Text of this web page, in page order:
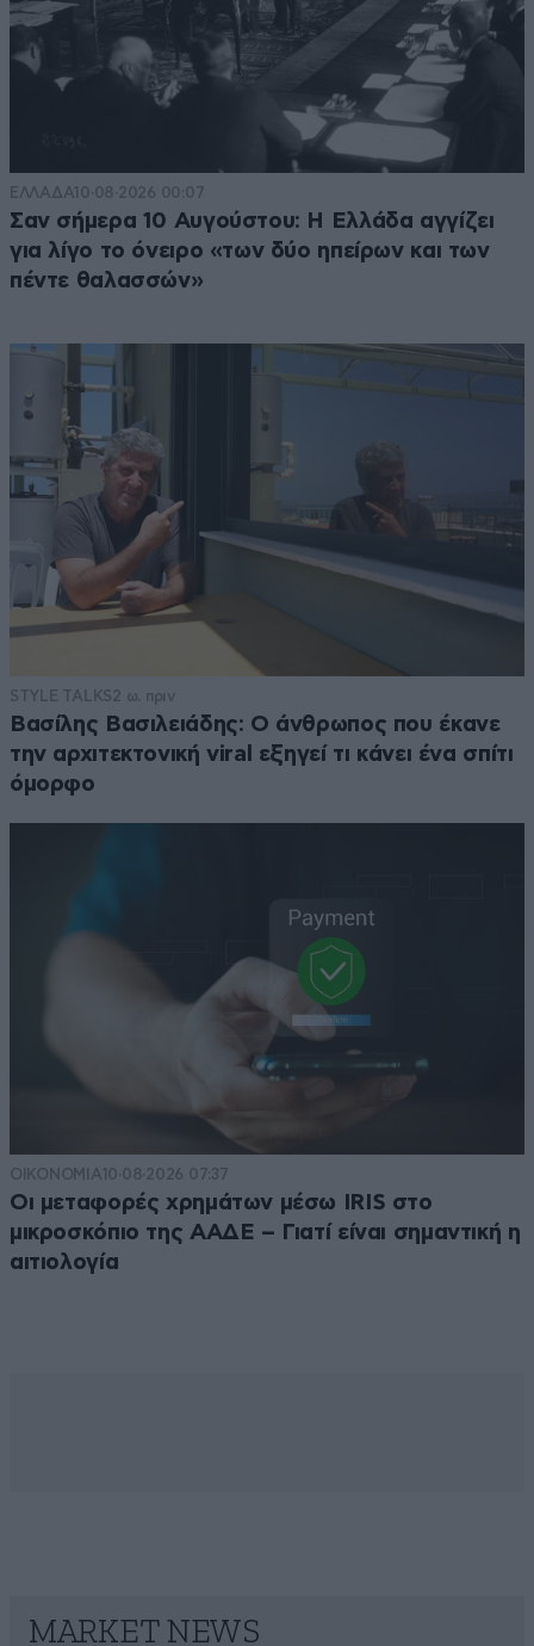
ΕΛΛΑΔΑ10·08·2026 00:07
Σαν σήμερα 10 Αυγούστου: Η Ελλάδα αγγίζει
για λίγο το όνειρο «των δύο ηπείρων και των
πέντε θαλασσών»
STYLE TALKS 2 ω. πριν
Βασίλης Βασιλειάδης: Ο άνθρωπος που έκανε
την αρχιτεκτονική viral εξηγεί τι κάνει ένα σπίτι
όμορφο
ΟΙΚΟΝΟΜΙΑ10·08·2026 07:37
Οι μεταφορές χρημάτων μέσω IRIS στο
μικροσκόπιο της ΑΑΔΕ – Γιατί είναι σημαντική η
αιτιολογία
MARKET NEWS